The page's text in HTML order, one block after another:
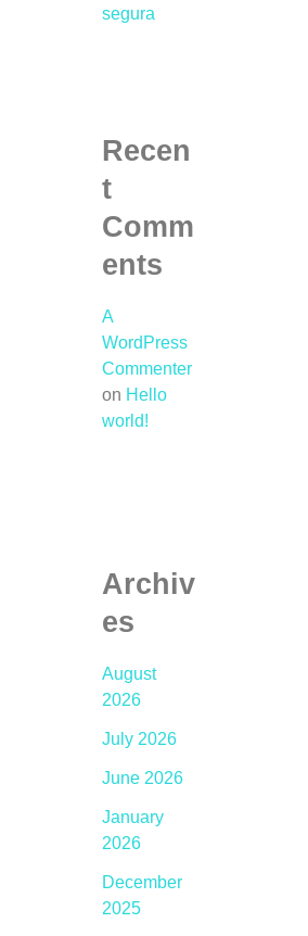
segura
Recen
t
Comm
ents
A
WordPress
Commenter
on Hello
world!
Archiv
es
August
2026
July 2026
June 2026
January
2026
December
2025